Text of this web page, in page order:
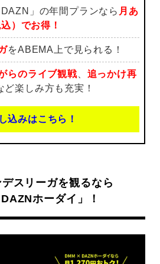
」の年間プランなら 月あ
）でお得！
をABEMA上で見られる！
らのライブ観戦、 追っかけ再
ど楽しみ方も充実！
込みはこちら！
デスリーガを観るなら
ホーダイ」！